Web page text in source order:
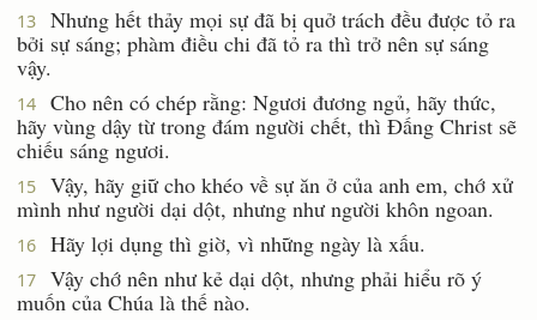
13
Nhưng hết thảy mọi sự đã bị quở trách đều được tỏ ra
bởi sự sáng; phàm điều chi đã tỏ ra thì trở nên sự sáng
vậy.
14
Cho nên có chép rằng: Ngươi đương ngủ, hãy thức,
hãy vùng dậy từ trong đám người chết, thì Ðấng Christ sẽ
chiếu sáng ngươi.
15
Vậy, hãy giữ cho khéo về sự ăn ở của anh em, chớ xử
mình như người dại dột, nhưng như người khôn ngoan.
16 Hãy lợi dụng thì giờ, vì những ngày là xấu.
17
Vậy chớ nên như kẻ dại dột, nhưng phải hiểu rõ ý
muốn của Chúa là thế nào.